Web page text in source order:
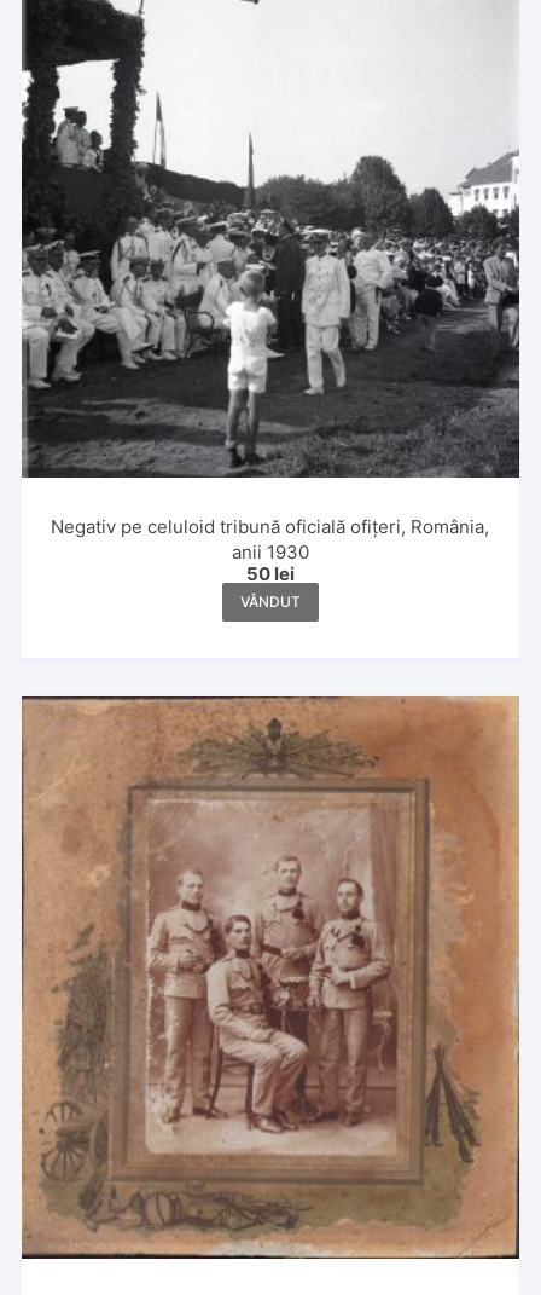
Negativ pe celuloid tribună oficială ofițeri, România,
anii 1930
50 lei
VÂNDUT